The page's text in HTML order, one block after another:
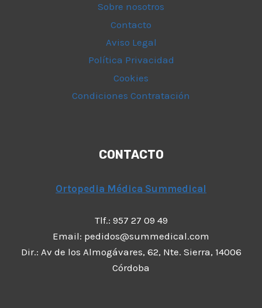
Sobre nosotros
Contacto
Aviso Legal
Política Privacidad
Cookies
Condiciones Contratación
CONTACTO
Ortopedia Médica Summedical
Tlf.: 957 27 09 49
Email: pedidos@summedical.com
Dir.: Av de los Almogávares, 62, Nte. Sierra, 14006
Córdoba